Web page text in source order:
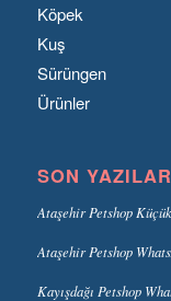
Köpek
Kuş
Sürüngen
Ürünler
SON YAZILAR
Ataşehir Petshop
Ataşehir Petshop
Kayışdağı Petshop